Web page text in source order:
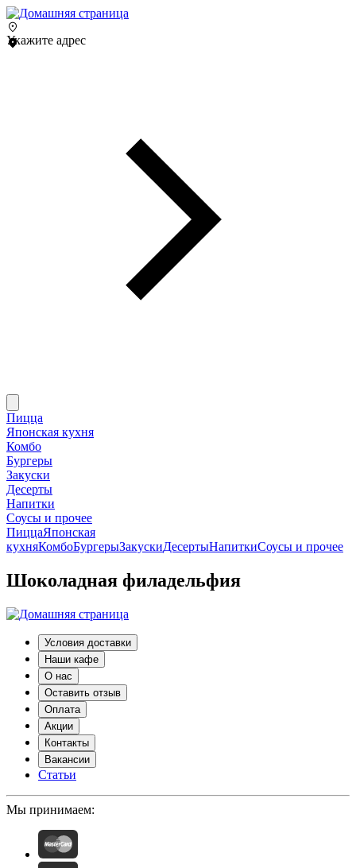
Укажите адрес
Пицца
Японская кухня
Комбо
Бургеры
Закуски
Десерты
Напитки
Соусы и прочее
ПиццаЯпонская
кухняКомбоБургерыЗакускиДесертыНапиткиСоусы и прочее
Шоколадная филадельфия
Условия доставки
Наши кафе
О нас
Оставить отзыв
Оплата
Акции
Контакты
Вакансии
Статьи
Мы принимаем: